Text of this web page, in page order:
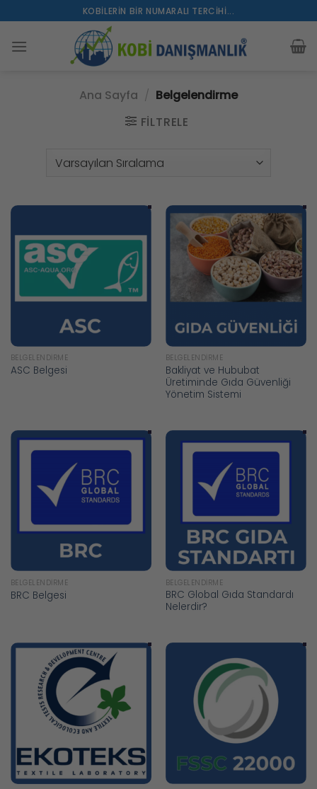
atla
KOBILERIN BIR NUMARALI TERCIHI...
Ana Sayfa / Belgelendirme
FILTRELE
BELGELENDIRME
ASC Belgesi
BELGELENDIRME
Bakliyat ve Hububat
Üretiminde Gıda Güvenliği
Yönetim Sistemi
BELGELENDIRME
BRC Belgesi
BELGELENDIRME
BRC Global Gıda Standardı
Nelerdir?